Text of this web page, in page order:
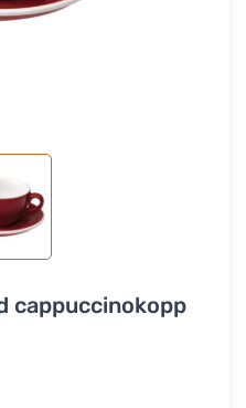
cappuccinokopp